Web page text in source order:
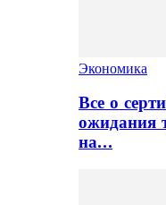
Экономика
Все о
ожидания
на…